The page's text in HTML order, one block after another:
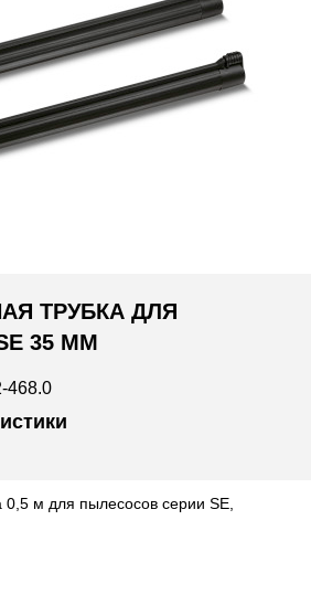
ТРУБКА ДЛЯ
35 ММ
468.0
0,5 м для пылесосов серии SE,